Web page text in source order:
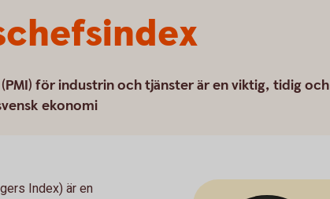
för industrin och tjänster är en viktig, tidig och
ekonomi
Index) är en